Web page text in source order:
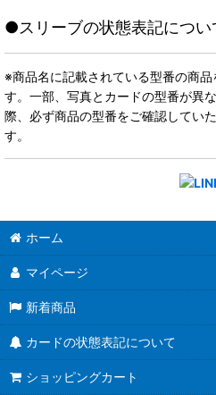
●スリーブの状態表記につい
※商品名に記載されている型番の商
す。一部、写真とカードの型番が異
際、必ず商品の型番をご確認してい
す。
ホーム
マイページ
新着商品
カードの状態表記について
ショッピングカート